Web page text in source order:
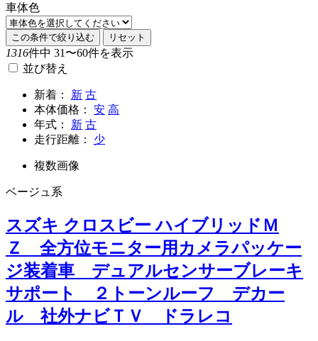
車体色
この条件で絞り込む リセット
1316件中 31〜60件を表示
並び替え
新着： 新 古
本体価格： 安 高
年式： 新 古
走行距離： 少
複数画像
ベージュ系
スズキ クロスビー ハイブリッドＭ
Ｚ 全方位モニター用カメラパッケー
ジ装着車 デュアルセンサーブレーキ
サポート ２トーンルーフ デカー
ル 社外ナビＴＶ ドラレコ